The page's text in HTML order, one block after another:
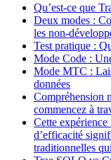
Qu’est-ce que
Deux modes :
les non-
Test pratique :
Mode Code :
Mode MTC :
données
Compréhension
commencez à
Cette
d’efficacité
traditionnelles